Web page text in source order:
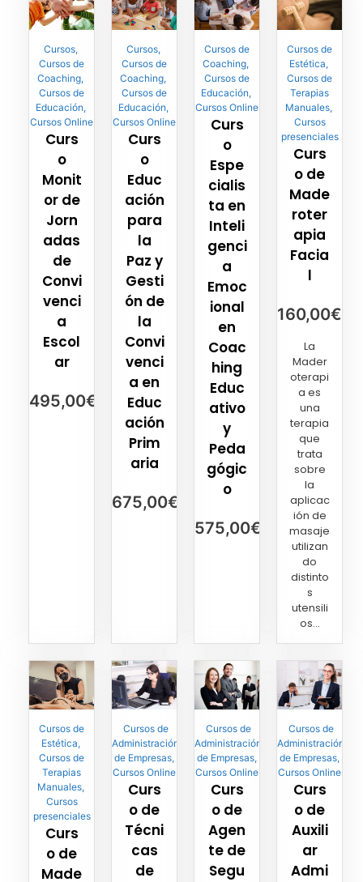
Cursos,
Cursos de
Coaching,
Cursos de
Educación,
Cursos Online
Curs
o
Monit
or de
Jorn
adas
de
Convi
venci
a
Escol
ar
495,00€
Cursos,
Cursos de
Coaching,
Cursos de
Educación,
Cursos Online
Curs
o
Educ
ación
para
la
Paz y
Gesti
ón de
la
Convi
venci
a en
Educ
ación
Prim
aria
675,00€
Cursos de
Coaching,
Cursos de
Educación,
Cursos Online
Curs
o
Espe
cialis
ta en
Inteli
genci
a
Emoc
ional
en
Coac
hing
Educ
ativo
y
Peda
gógic
o
575,00€
Cursos de
Estética,
Cursos de
Terapias
Manuales,
Cursos
presenciales
Curs
o de
Made
roter
apia
Facia
l
160,00€
La
Mader
oterapi
a es
una
terapia
que
trata
sobre
la
aplicac
ión de
masaje
utilizan
do
distinto
s
utensili
os...
Cursos de
Estética,
Cursos de
Terapias
Manuales,
Cursos
presenciales
Curs
o de
Made
Cursos de
Administración
de Empresas,
Cursos Online
Curs
o de
Técni
cas
de
Cursos de
Administración
de Empresas,
Cursos Online
Curs
o de
Agen
te de
Segu
Cursos de
Administración
de Empresas,
Cursos Online
Curs
o de
Auxili
ar
Admi